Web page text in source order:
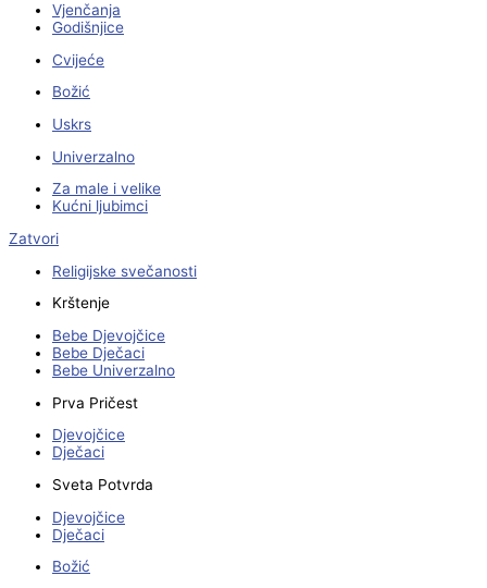
Vjenčanja
Godišnjice
Cvijeće
Božić
Uskrs
Univerzalno
Za male i velike
Kućni ljubimci
Zatvori
Religijske svečanosti
Krštenje
Bebe Djevojčice
Bebe Dječaci
Bebe Univerzalno
Prva Pričest
Djevojčice
Dječaci
Sveta Potvrda
Djevojčice
Dječaci
Božić